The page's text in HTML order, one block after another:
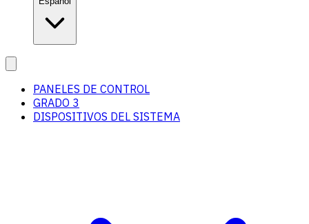
PANELES DE CONTROL
GRADO 3
DISPOSITIVOS DEL SISTEMA